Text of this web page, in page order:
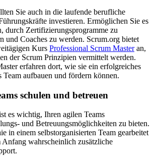
Sie auch in die laufende berufliche
investieren. Ermöglichen Sie es
durch Zertifizierungsprogramme zu
und Coaches zu werden. Scrum.org bietet
Kurs Professional Scrum Masteran,
der Scrum Prinzipien vermittelt werden.
erfahren dort, wie sie ein erfolgreiches
Team aufbauen und fördern können.
schulen und betreuen
es wichtig, Ihren agilen Teams
und Betreuungsmöglichkeiten zu bieten.
in einem selbstorganisierten Team gearbeitet
Anfang wahrscheinlich zusätzliche